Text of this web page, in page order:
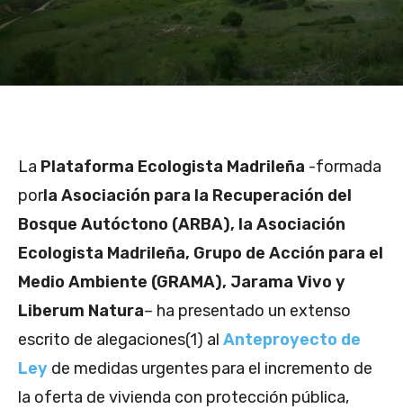
La Plataforma Ecologista Madrileña -formada
porla Asociación para la Recuperación del
Bosque Autóctono (ARBA), la Asociación
Ecologista Madrileña, Grupo de Acción para el
Medio Ambiente (GRAMA), Jarama Vivo y
Liberum Natura– ha presentado un extenso
escrito de alegaciones(1) al Anteproyecto de
Ley de medidas urgentes para el incremento de
la oferta de vivienda con protección pública,